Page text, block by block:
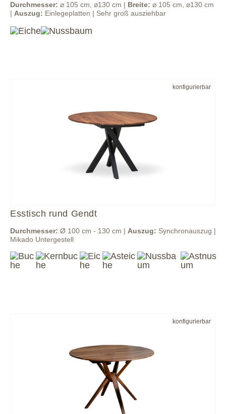
Durchmesser: ⌀ 105 cm, ⌀130 cm | Breite: ⌀ 105 cm, ⌀130 cm
| Auszug: Einlegeplatten | Sehr groß ausziehbar
konfigurierbar
Esstisch rund Gendt
Durchmesser: Ø 100 cm - 130 cm | Auszug: Synchronauszug |
Mikado Untergestell
konfigurierbar